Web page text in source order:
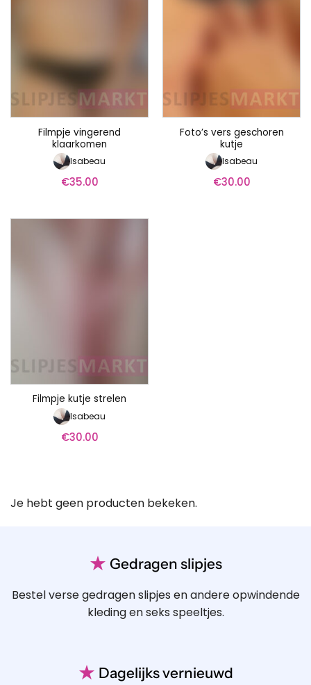
Filmpje vingerend
klaarkomen
Isabeau
€35.00
Foto’s vers geschoren
kutje
Isabeau
€30.00
Filmpje kutje strelen
Isabeau
€30.00
Je hebt geen producten bekeken.
★ Gedragen slipjes
Bestel verse gedragen slipjes en andere opwindende
kleding en seks speeltjes.
★ Dagelijks vernieuwd